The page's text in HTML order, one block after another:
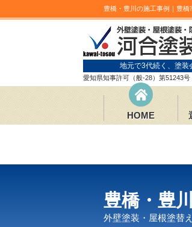
豊橋・豊川の施工事例｜豊
地元で3代続く、塗装
愛知県知事許可（般-28）第51243号
HOME
豊橋・豊
外壁塗装・屋根塗替